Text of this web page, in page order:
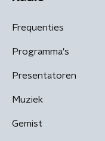
Frequenties
Programma's
Presentatoren
Muziek
Gemist